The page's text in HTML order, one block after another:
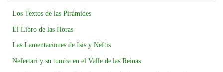
Los Textos de las Pirámides
El Libro de las Horas
Las Lamentaciones de Isis y Neftis
Nefertari y su tumba en el Valle de las Reinas